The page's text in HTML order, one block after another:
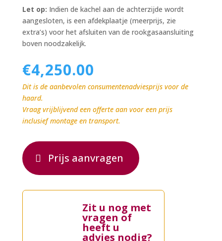
Let op: Indien de kachel aan de achterzijde wordt
aangesloten, is een afdekplaatje (meerprijs, zie
extra’s) voor het afsluiten van de rookgasaansluiting
boven noodzakelijk.
€4,250.00
Dit is de aanbevolen consumentenadviesprijs voor de
haard.
Vraag vrijblijvend een offerte aan voor een prijs
inclusief montage en transport.
Prijs aanvragen
Zit u nog met
vragen of
heeft u
advies nodig?